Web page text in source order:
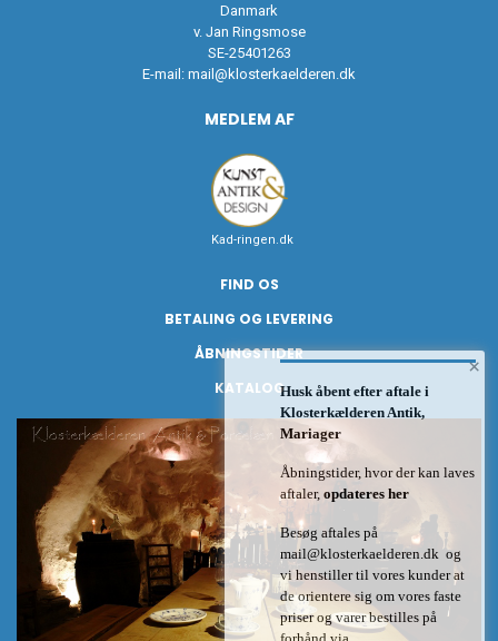
Danmark
v. Jan Ringsmose
SE-25401263
E-mail: mail@klosterkaelderen.dk
MEDLEM AF
Kad-ringen.dk
FIND OS
BETALING OG LEVERING
ÅBNINGSTIDER
KATALOG
×
Husk åbent efter aftale i
Klosterkælderen Antik,
Mariager
Åbningstider, hvor der kan laves
aftaler, opdateres her
Besøg aftales på
mail@klosterkaelderen.dk og
vi henstiller til vores kunder at
de orientere sig om vores faste
priser og varer bestilles på